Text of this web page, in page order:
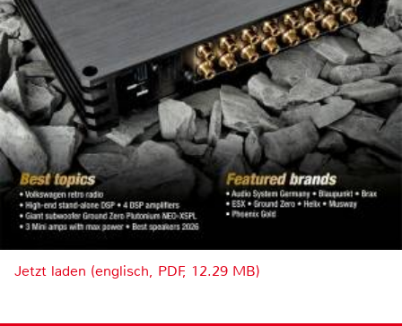
Jetzt laden (englisch, PDF, 12.29 MB)